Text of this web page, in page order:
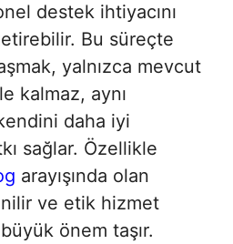
destek ihtiyacını
Bu süreçte
yalnızca mevcut
kalmaz, aynı
daha iyi
sağlar. Özellikle
arayışında olan
ve etik hizmet
önem taşır.